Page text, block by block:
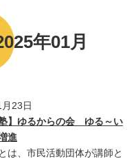
年01月
23日
塾】ゆるからの会 ゆる～い
進
は、市民活動団体が講師と